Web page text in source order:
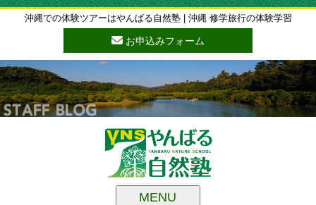
沖縄での体験ツアーはやんばる自然塾 | 沖縄 修学旅行の体験学習
お申込みフォーム
MENU